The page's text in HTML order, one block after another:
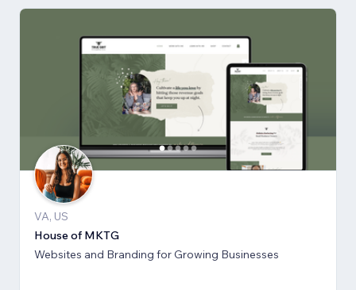
VA, US
House of MKTG
Websites and Branding for Growing Businesses